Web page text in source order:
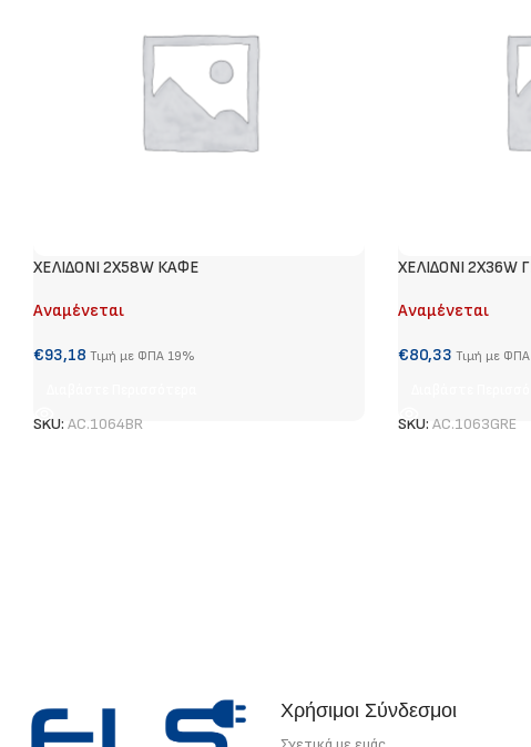
ΧΕΛΙΔΟΝΙ 2X58W ΚΑΦΕ
Αναμένεται
€93,18 Τιμή με ΦΠΑ 19%
SKU: AC.1064BR
ΧΕΛΙΔΟΝΙ 2Χ36W
Αναμένεται
€80,33 Τιμή με
SKU: AC.1063GRE
Χρήσιμοι Σύνδεσμοι